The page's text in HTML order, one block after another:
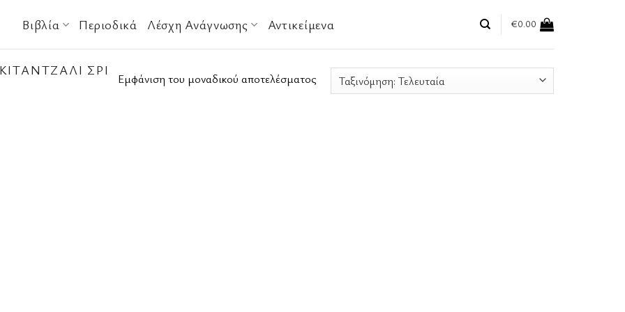
Βιβλία Περιοδικά Λέσχη Ανάγνωσης Αντικείμενα €0.00
ΣΡΙ
Εμφάνιση του μοναδικού αποτελέσματος